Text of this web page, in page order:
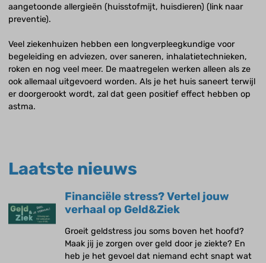
aangetoonde allergieën (huisstofmijt, huisdieren) (link naar
preventie).
Veel ziekenhuizen hebben een longverpleegkundige voor
begeleiding en adviezen, over saneren, inhalatietechnieken,
roken en nog veel meer. De maatregelen werken alleen als ze
ook allemaal uitgevoerd worden. Als je het huis saneert terwijl
er doorgerookt wordt, zal dat geen positief effect hebben op
astma.
Laatste nieuws
Financiële stress? Vertel jouw
verhaal op Geld&Ziek
Groeit geldstress jou soms boven het hoofd?
Maak jij je zorgen over geld door je ziekte? En
heb je het gevoel dat niemand echt snapt wat